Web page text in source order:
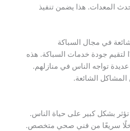
المعدات. هذا يضمن تنفيذ
في مجال السباكة
لتقيم جودة خدمات السباكة. هذه
تواجه الناس في منازلهم.
الشائعة.
بشكل كبير على حياة الناس.
سريعًا من فني صحي متخصص.